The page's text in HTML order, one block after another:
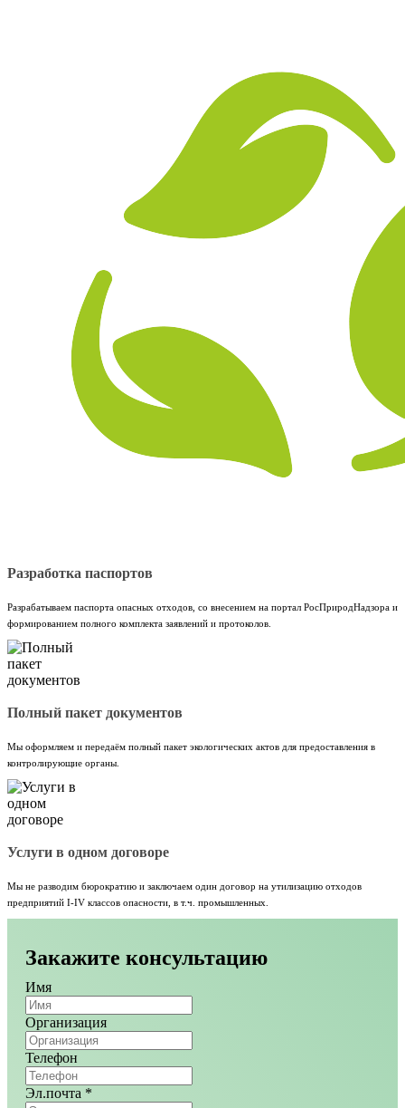
Разработка паспортов
Разрабатываем паспорта опасных отходов, со внесением на портал РосПриродНадзора и
формированием полного комплекта заявлений и протоколов.
Полный пакет документов
Мы оформляем и передаём полный пакет экологических актов для предоставления в
контролирующие органы.
Услуги в одном договоре
Мы не разводим бюрократию и заключаем один договор на утилизацию отходов
предприятий I-IV классов опасности, в т.ч. промышленных.
Закажите консультацию
Имя
Организация
Телефон
Эл.почта *